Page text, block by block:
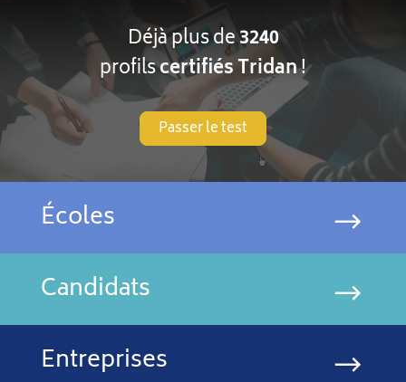
Déjà plus de3240
profilscertifiés Tridan!
Passer le test
Écoles
Candidats
Entreprises